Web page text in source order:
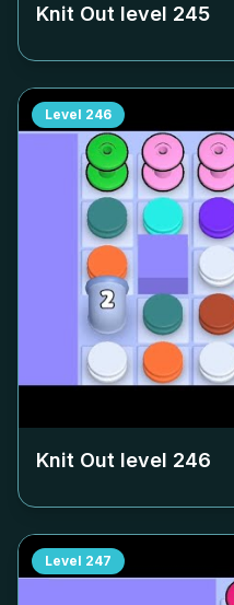
Knit Out level 245
Level 246
Knit Out level 246
Level 247